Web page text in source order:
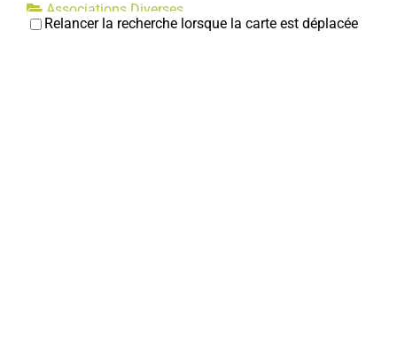
Associations Diverses
6, rue des remparts 80800 Corbie
Relancer la recherche lorsque la carte est déplacée